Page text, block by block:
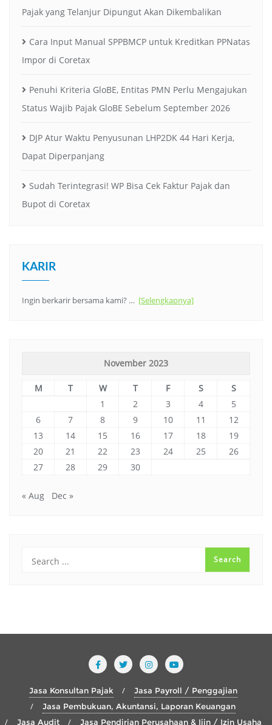
Pajak yang Telanjur Dipungut Akan Dikembalikan
Cara Input Manual SPPBMCP untuk Kreditkan PPNatas
Impor di Coretax
Penuhi Kriteria GloBE, Entitas PMN Perlu Mengajukan
Status Wajib Pajak GloBE Sebelum September 2026
DJP Atur Waktu Penyusunan LHP2DK 44 Hari Kerja,
Dapat Diperpanjang
Sudah Terintegrasi! WP Bisa Cek Faktur Pajak dan
Bupot di Coretax
KARIR
Ingin berkarir bersama kami? … [Selengkapnya]
November 2023
M T W T F S
S
1
2 3 4
5
6
7 8 9 10 11
12
13
14 15 16 17 18
19
20
21 22 23 24 25
26
27
28 29 30
« Aug Dec »
Jasa Konsultan Pajak
Jasa Payroll / Penggajian
Jasa Pembukuan, Akuntansi, Laporan Keuangan
Jasa Audit
Jasa Pendirian Perusahaan & Ijin / Izin Usaha